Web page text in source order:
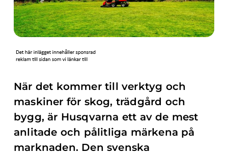
När det kommer till verktyg och
maskiner för skog, trädgård och
bygg, är Husqvarna ett av de mest
anlitade och pålitliga märkena på
marknaden. Den svenska